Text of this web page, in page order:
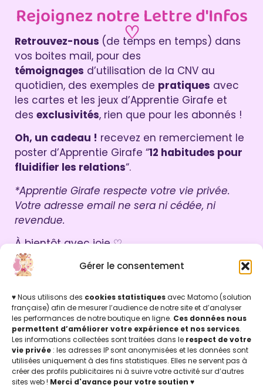
Gérer le consentement
♥ Nous utilisons des cookies statistiquesavec Matomo (solution
française) afin de mesurer l’audience de notre site et d’analyser
les performances de notre boutique en ligne. Ces données nous
permettent d’améliorer votre expérience et nos services.
Les informations collectées sont traitées dans le respect de votre
vie privée : les adresses IP sont anonymisées et les données sont
utilisées uniquement à des fins statistiques. Elles ne servent pas à
créer des profils publicitaires ni à suivre votre activité sur d’autres
sites web ! Merci d'avance pour votre soutien ♥
Rejoignez notre Lettre d'Infos
♡
Retrouvez-nous (de temps en temps) dans
vos boites mail, pour des
témoignages d’utilisation de la CNV au
quotidien, des exemples de pratiques avec
les cartes et les jeux d’Apprentie Girafe et
des exclusivités, rien que pour les abonnés !
Oh, un cadeau ! recevez en remerciement le
poster d’Apprentie Girafe “12 habitudes pour
fluidifier les relations“.
*Apprentie Girafe respecte votre vie privée.
Votre adresse email ne sera ni cédée, ni
revendue.
À bientôt avec joie ♡
Léti & Chris
Par ici !
INFOS LÉGALES